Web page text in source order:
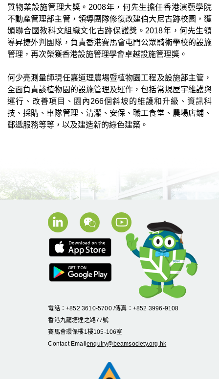
質物業設施管理大獎。2008年，何先生擔任香港演藝學院
不動產管理部主管，領導團隊修復改建伯大尼古跡校園，獲
頒聯合國教科文組織文化古跡保護獎。2018年，何先生領
導昇捷外判團隊，負責香港賽馬會屯門公眾騎術學校的設施
管理，再次榮獲香港設施管理學會卓越設施管理獎。
何少亮測量師現任嘉道理農場暨植物園工程及設施部主管，
全面負責該植物園的設施管理及運作，包括常規屋宇維護與
運行、改善項目、園內266個斜坡的維護和升級、資訊科
技、採購、車隊管理、清潔、安保、職工食堂、農場店鋪、
郵遞服務等等，以及建造新的綠色建築。
電話：+852 3610-5700 /傳真：+852 3996-9108
香港九龍塘達之路77號
賽馬會環保樓1樓105-106室
Contact Emailenquiry@beamsociety.org.hk